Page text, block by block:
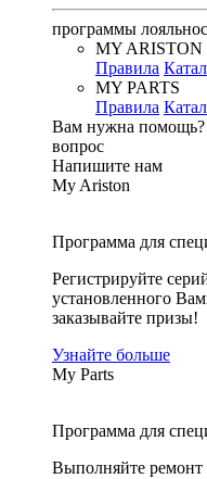
программы
MY ARISTON
Правила
MY PARTS
Правила
Вам нужна помощь?
вопрос
Напишите нам
My Ariston
Программа для
Регистрируйте
установленного
заказывайте призы!
Узнайте больше
My Parts
Программа для
Выполняйте ремонт